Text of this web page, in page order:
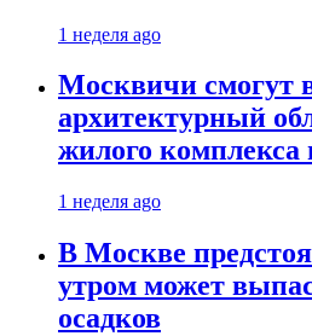
1 неделя ago
Москвичи смогут
архитектурный
жилого
1 неделя ago
В Москве
утром может
осадков